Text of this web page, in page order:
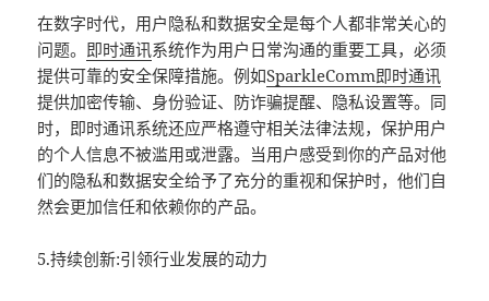
在数字时代，用户隐私和数据安全是每个人都非常关心的
问题。 即时通讯系统作为用户日常沟通的重要工具，必须
提供可靠的安全保障措施。例如SparkleComm即时通讯
提供加密传输、身份验证、防诈骗提醒、隐私设置等。同
时，即时通讯系统还应严格遵守相关法律法规，保护用户
的个人信息不被滥用或泄露。当用户感受到你的产品对他
们的隐私和数据安全给予了充分的重视和保护时，他们自
然会更加信任和依赖你的产品。
5.持续创新:引领行业发展的动力